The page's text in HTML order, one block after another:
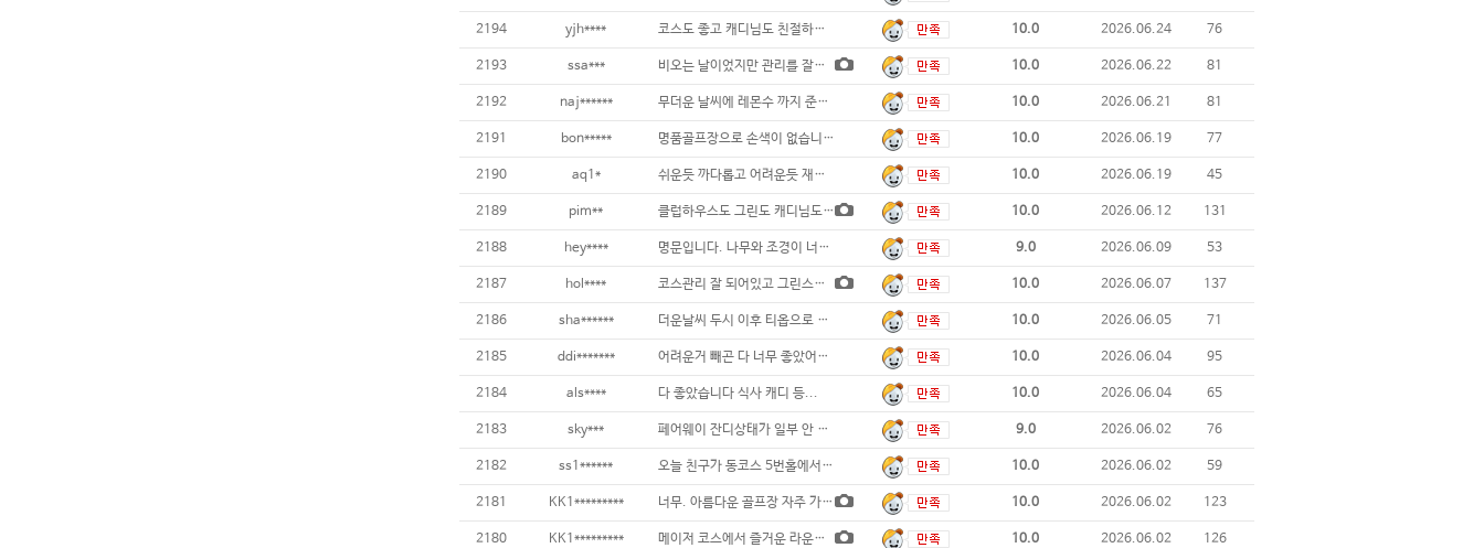
2194 yjh**** 코스도 좋고 캐디님도 친절하고, 골프 10.0 2026.06.24 76
2193 ssa*** 비오는 날이었지만 관리를 잘해두셔서 지척거리 10.0 2026.06.22 81
2192 naj****** 무더운 날씨에 레몬수 까지 준비해논 골프장 10.0 2026.06.21 81
2191 bon***** 명품골프장으로 손색이 없습니다 직원들도 호 10.0 2026.06.19 77
2190 aq1* 쉬운듯 까다롭고 어려운듯 재미있는 코스 10.0 2026.06.19 45
2189 pim** 클럽하우스도 그린도 캐디님도 너무 좋아요 ~ 10.0 2026.06.12 131
2188 hey**** 명문입니다. 나무와 조경이 너무 좋아요~ 적 9.0 2026.06.09 53
2187 hol**** 코스관리 잘 되어있고 그린스피드는 2.7이었 10.0 2026.06.07 137
2186 sha****** 더운날씨 두시 이후 티옵으로 후반 완벽한 그 10.0 2026.06.05 71
2185 ddi******* 어려운거 빼곤 다 너무 좋았어요~~!!... 10.0 2026.06.04 95
2184 als**** 다 좋았습니다 식사 캐디 등... 10.0 2026.06.04 65
2183 sky*** 페어웨이 잔디상태가 일부 안 좋은 곳이 있긴 9.0 2026.06.02 76
2182 ss1****** 오늘 친구가 동코스 5번홀에서 홀인원했습니 10.0 2026.06.02 59
2181 KK1********* 너무. 아름다운 골프장 자주 가고 싶어요 10.0 2026.06.02 123
2180 KK1********* 메이저 코스에서 즐거운 라운딩. 그린도 느리 10.0 2026.06.02 126